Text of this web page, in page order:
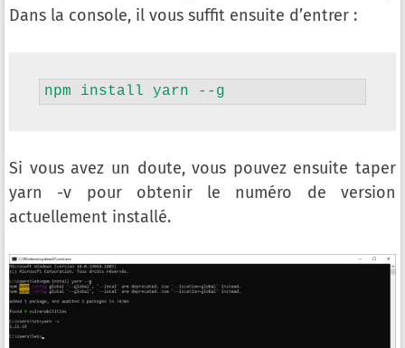
Dans la console, il vous suffit ensuite d’entrer :
npm install yarn --g
Si vous avez un doute, vous pouvez ensuite taper
yarn -v pour obtenir le numéro de version
actuellement installé.